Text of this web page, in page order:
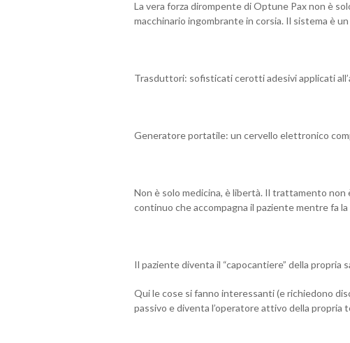
La vera forza dirompente di Optune Pax non è
macchinario ingombrante in corsia. Il sistema è
Trasduttori: sofisticati cerotti adesivi applicati
Generatore portatile: un cervello elettronico
Non è solo medicina, è libertà. Il trattamento
continuo che accompagna il paziente mentre fa la
Il paziente diventa il “capocantiere” della propria
Qui le cose si fanno interessanti (e richiedono
passivo e diventa l’operatore attivo della propria